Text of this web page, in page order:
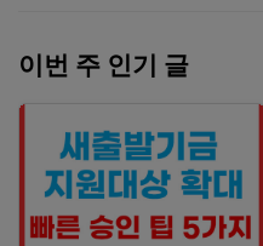
이번 주 인기 글